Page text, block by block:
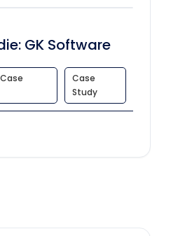
GK Software
Case
Study